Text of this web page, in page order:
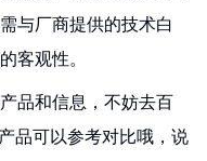
与厂商提供的技术白
客观性。
品和信息，不妨去百
品可以参考对比哦，说